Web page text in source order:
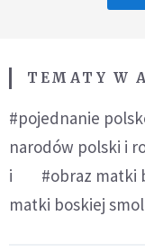
TEMATY W
#pojednanie
narodów polski i
i
#obraz matki
matki boskiej